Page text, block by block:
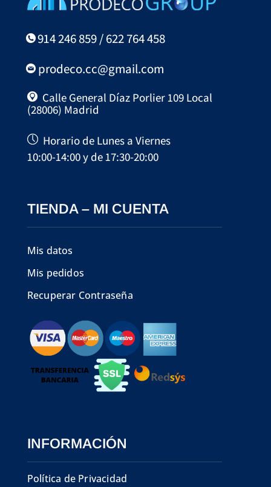
914 246 859 / 622 764 458
prodeco.cc@gmail.com
Calle General Díaz Porlier 109 Local
(28006) Madrid
Horario de Lunes a Viernes
10:00-14:00 y de 17:30-20:00
TIENDA – MI CUENTA
Mis datos
Mis pedidos
Recuperar Contraseña
INFORMACIÓN
Política de Privacidad